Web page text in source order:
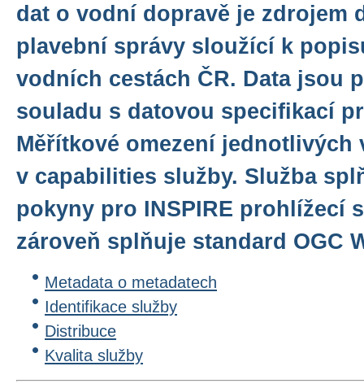
dat o vodní dopravě je zdrojem
plavební správy sloužící k
vodních cestách ČR. Data jsou
souladu s datovou specifikací
Měřítkové omezení jednotlivých
v capabilities služby. Služba
pokyny pro INSPIRE prohlížecí
zároveň splňuje standard OGC
Metadata o metadatech
Identifikace služby
Distribuce
Kvalita služby